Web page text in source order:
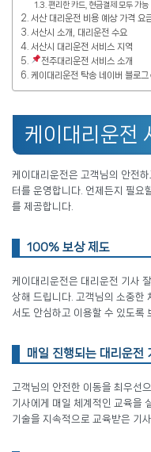
편리한 카드, 현금결제 모두 가능
서산 대리운전 비용 예상 가격 요
서산시 소개, 대리운전 수요
서산시 대리운전 서비스 지역
전주대리운전 서비스 소개
케이대리운전 탁송 네이버 블로
케이대리운전
케이대리운전은 고객님의 안전
터를 운영합니다. 언제든지 필요
를 제공합니다.
100% 보상 제도
케이대리운전은 대리운전 기사
상해 드립니다. 고객님의 소중한
서도 안심하고 이용할 수 있도록
매일 진행되는 대리운전
고객님의 안전한 이동을 최우선
기사에게 매일 체계적인 교육을
기술을 지속적으로 교육받은 기